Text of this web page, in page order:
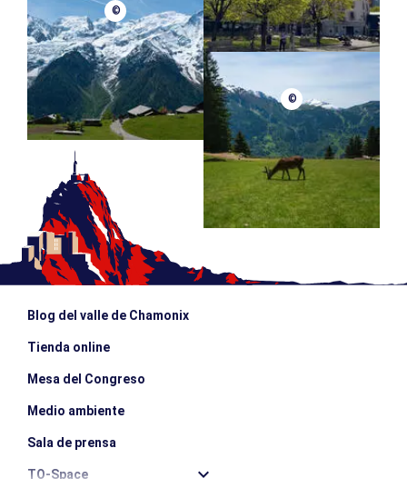
©
©
Blog del valle de Chamonix
Tienda online
Mesa del Congreso
Medio ambiente
Sala de prensa
TO-Space